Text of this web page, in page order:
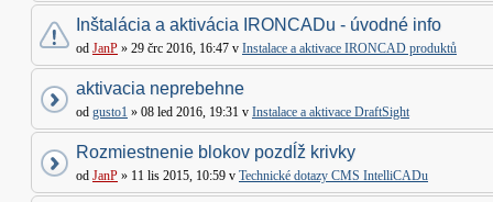
Inštalácia a aktivácia IRONCADu - úvodné info
od JanP » 29 črc 2016, 16:47 v Instalace a aktivace IRONCAD produktů
aktivacia neprebehne
od gusto1 » 08 led 2016, 19:31 v Instalace a aktivace DraftSight
Rozmiestnenie blokov pozdĺž krivky
od JanP » 11 lis 2015, 10:59 v Technické dotazy CMS IntelliCADu